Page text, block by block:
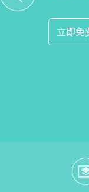
立即免
立即免
立即免